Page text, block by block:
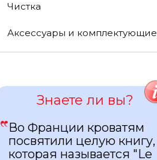
Чистка
Аксессуары и комплектующие
Знаете ли вы?
Во Франции кроватям
посвятили целую книгу,
которая называется "Le